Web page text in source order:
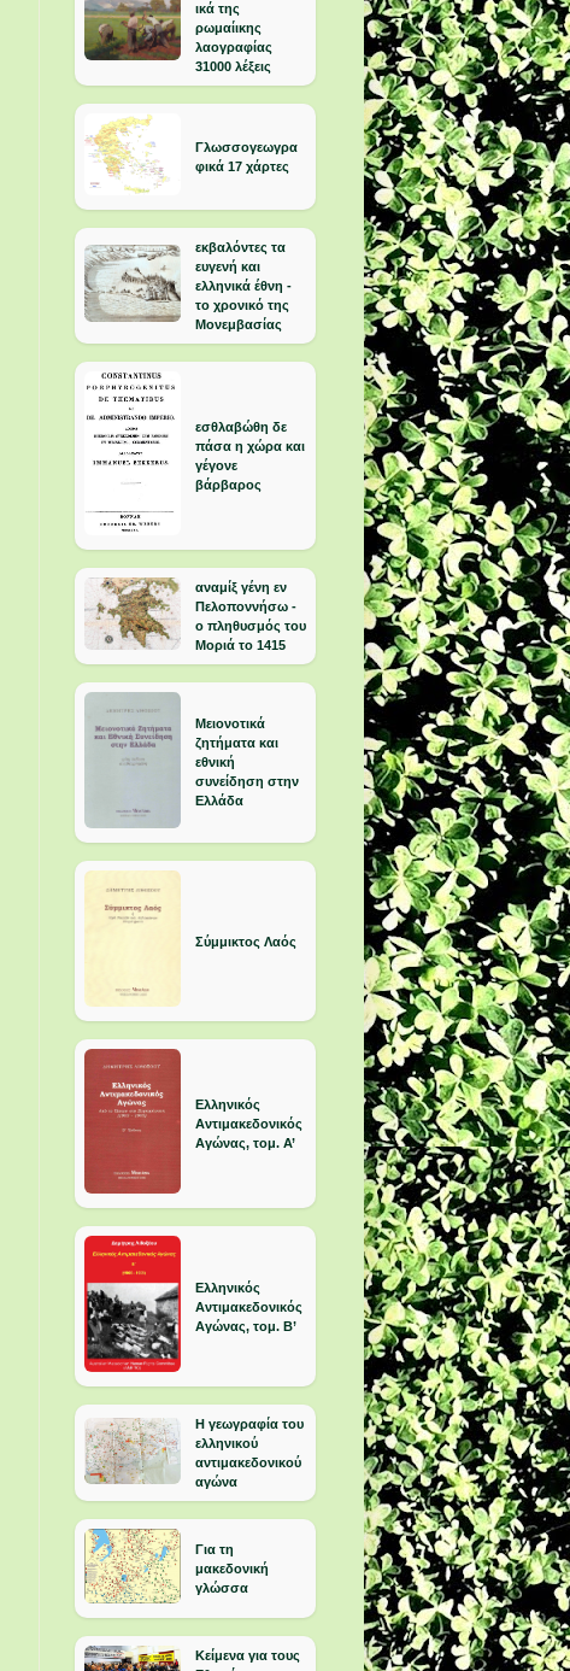
ικά της
ρωμαίικης
λαογραφίας
31000 λέξεις
Γλωσσογεωγρα
φικά 17 χάρτες
εκβαλόντες τα
ευγενή και
ελληνικά έθνη -
το χρονικό της
Μονεμβασίας
εσθλαβώθη δε
πάσα η χώρα και
γέγονε
βάρβαρος
αναμίξ γένη εν
Πελοποννήσω -
ο πληθυσμός του
Μοριά το 1415
Μειονοτικά
ζητήματα και
εθνική
συνείδηση στην
Ελλάδα
Σύμμικτος Λαός
Ελληνικός
Αντιμακεδονικός
Αγώνας, τομ. Α’
Ελληνικός
Αντιμακεδονικός
Αγώνας, τομ. Β’
Η γεωγραφία του
ελληνικού
αντιμακεδονικού
αγώνα
Για τη
μακεδονική
γλώσσα
Κείμενα για τους